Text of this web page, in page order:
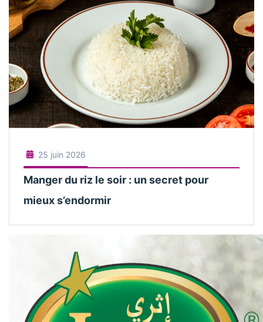
25 juin 2026
Manger du riz le soir : un secret pour
mieux s’endormir